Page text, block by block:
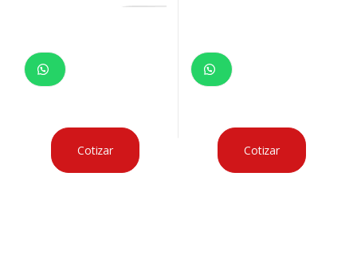
Cotizar Cotizar